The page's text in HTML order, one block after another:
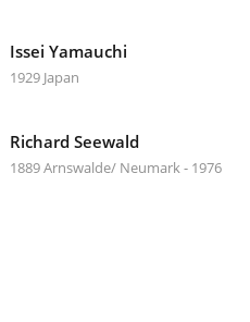
Issei Yamauchi
1929 Japan
Richard Seewald
1889 Arnswalde/ Neumark - 1976